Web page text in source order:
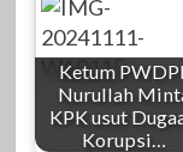
Ketum
Nurullah
KPK usut
Korupsi…